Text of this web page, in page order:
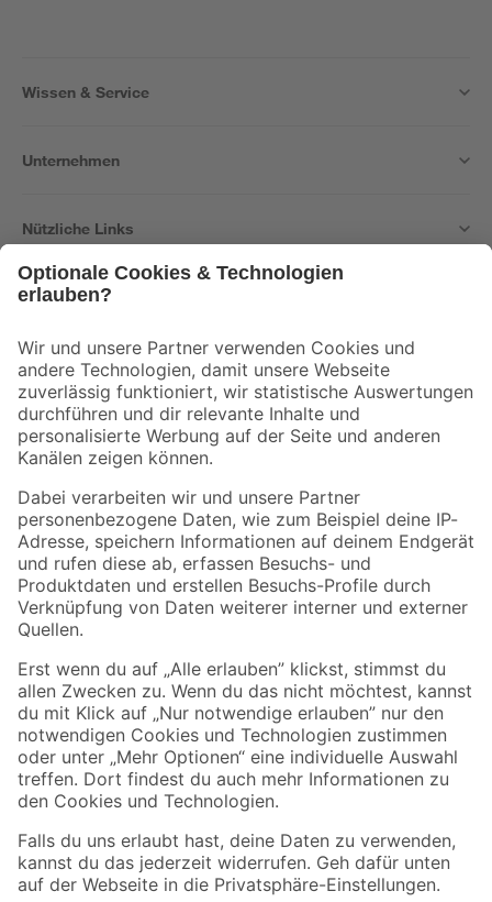
Wissen & Service
Unternehmen
Nützliche Links
Der toom Newsletter: Keine Angebote und Aktionen mehr verpassen!
Zur Newsletter Anmeldung
Folge uns
Zahlungsarten Versandarten
Sicher einkaufen
Jetzt die toom-App herunterladen
Alle Preisangaben in EUR inkl. gesetzl. MwSt.. Die dargestellten Angebote sind unter
Umständen nicht in allen Märkten verfügbar. Die angegebenen Verfügbarkeiten beziehen